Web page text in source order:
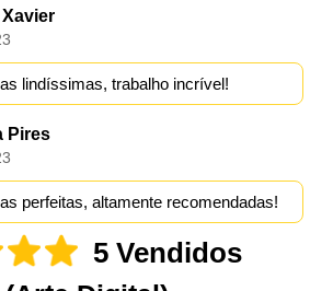
Xavier
lindíssimas, trabalho incrível!
Pires
perfeitas, altamente recomendadas!
5 Vendidos